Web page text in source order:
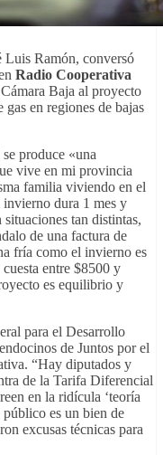
Ramón, conversó
Radio Cooperativa
Baja al proyecto
en regiones de bajas
produce «una
vive en mi provincia
familia viviendo en el
dura 1 mes y
tan distintas,
de una factura de
fría como el invierno es
entre $8500 y
es equilibrio y
para el Desarrollo
de Juntos por el
“Hay diputados y
de la Tarifa Diferencial
en la ridícula ‘teoría
público es un bien de
excusas técnicas para